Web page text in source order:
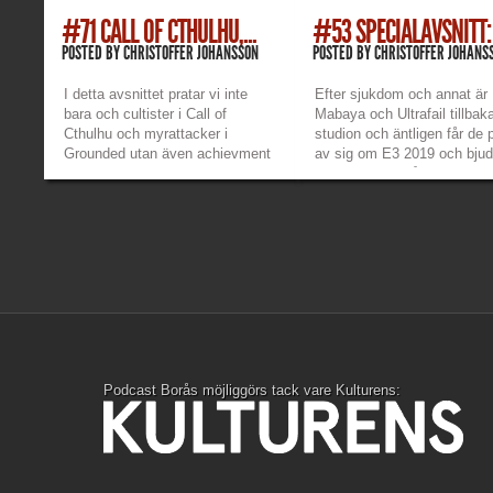
#71 CALL OF CTHULHU,...
POSTED BYCHRISTOFFER JOHANSSON
I detta avsnittet pratar vi inte
bara och cultister i Call of
Cthulhu och myrattacker i
Grounded utan även achievment
»»
#53
POSTED BYCHRISTOFFER
Efter sjukdom och annat är
Mabaya och Ultrafail
studion och äntligen får de
av sig om E3 2019 och
Podcast Borås möjliggörs tack vare Kulturens: